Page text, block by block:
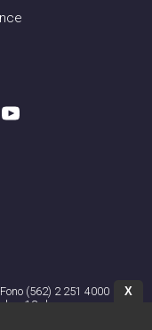
(562) 2 251 4000
13.cl
X